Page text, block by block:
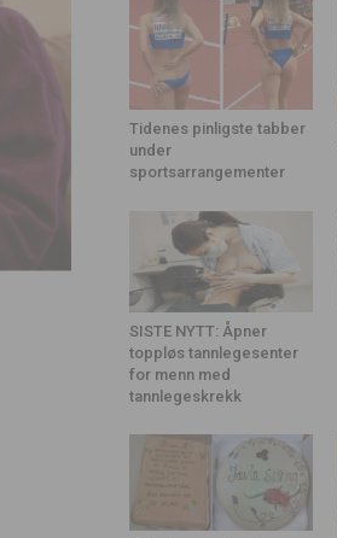
Tidenes pinligste tabber
under
sportsarrangementer
SISTE NYTT: Åpner
toppløs tannlegesenter
for menn med
tannlegeskrekk